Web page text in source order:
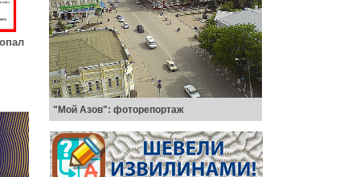
"Мой Азов": фоторепортаж